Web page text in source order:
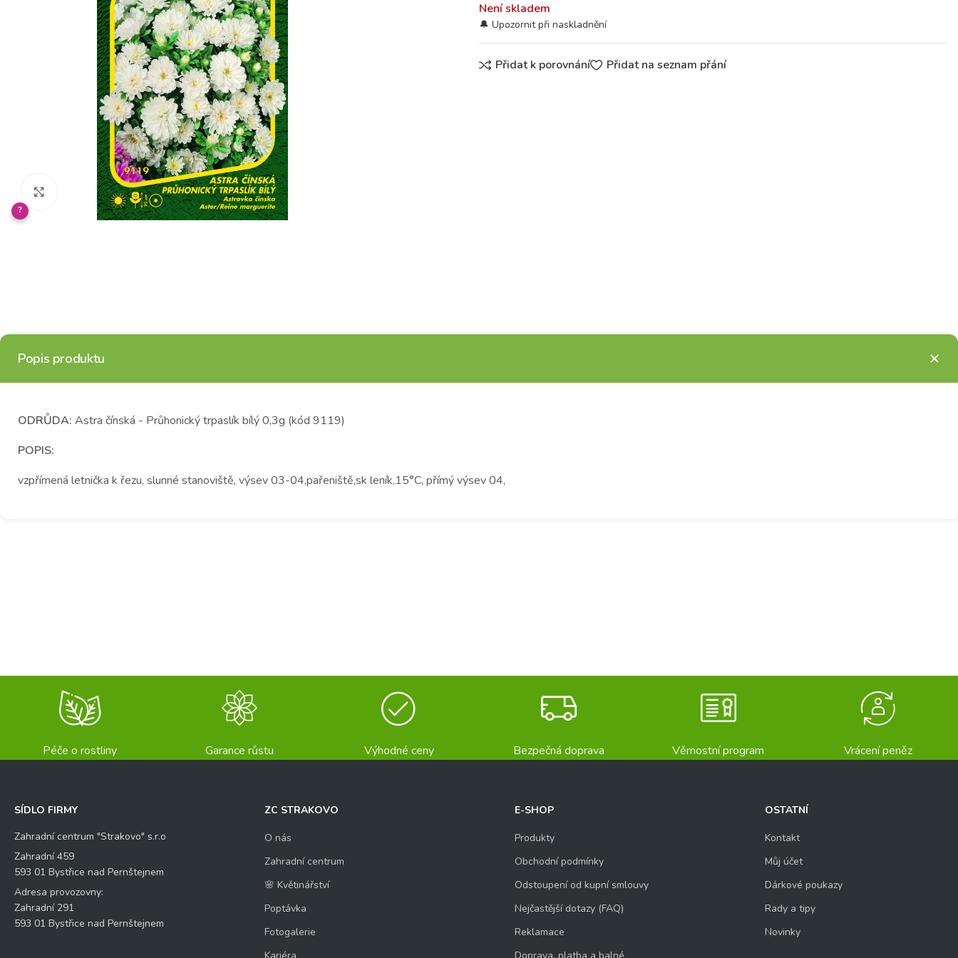
Klikněte pro zvětšení
?
Není skladem
Přidat k porovnání Přidat na seznam přání
Popis produktu
ODRŮDA: Astra čínská - Průhonický trpaslík bílý 0,3g (kód 9119)
POPIS:
vzpřímená letnička k řezu, slunné stanoviště, výsev 03-04,pařeniště,sk leník,15°C, přímý výsev 04,
Péče o rostliny Garance růstu Výhodné ceny Bezpečná doprava Věrnostní program Vrácení peněz
SÍDLO FIRMY
Zahradní centrum "Strakovo" s.r.o
Zahradní 459
593 01 Bystřice nad Pernštejnem
Adresa provozovny:
Zahradní 291
593 01 Bystřice nad Pernštejnem
ZC STRAKOVO
O nás
Zahradní centrum
🌸 Květinářství
Poptávka
Fotogalerie
E-SHOP
Produkty
Obchodní podmínky
Odstoupení od kupní smlouvy
Nejčastější dotazy (FAQ)
Reklamace
OSTATNÍ
Kontakt
Můj účet
Dárkové poukazy
Rady a tipy
Novinky